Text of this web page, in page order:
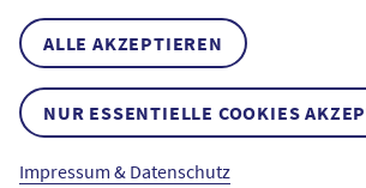
ALLE AKZEPTIEREN
NUR ESSENTIELLE COOKIES
Impressum & Datenschutz